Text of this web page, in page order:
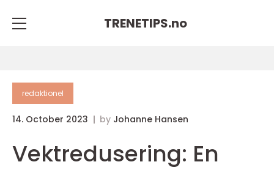
TRENETIPS.no
redaktionel
14. October 2023 by Johanne Hansen
Vektredusering: En